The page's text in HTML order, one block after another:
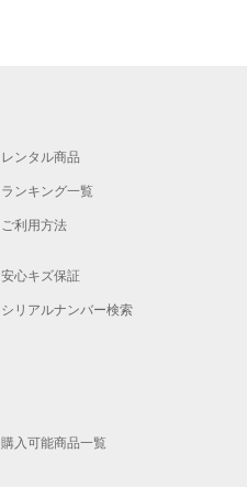
レンタル商品
ランキング一覧
ご利用方法
安心キズ保証
シリアルナンバー検索
購入可能商品一覧